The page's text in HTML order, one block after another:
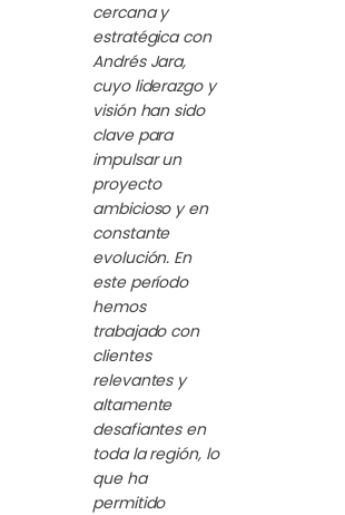
cercana y
estratégica con
Andrés Jara,
cuyo liderazgo y
visión han sido
clave para
impulsar un
proyecto
ambicioso y en
constante
evolución. En
este período
hemos
trabajado con
clientes
relevantes y
altamente
desafiantes en
toda la región, lo
que ha
permitido